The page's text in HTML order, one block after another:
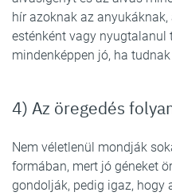
hír azoknak az
esténként vagy nyugtalanul
mindenképpen jó, ha
4) Az öregedés
Nem véletlenül mondják
formában, mert jó géneket
gondolják, pedig igaz, hogy